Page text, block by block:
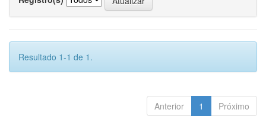
Resultado 1-1 de 1.
Anterior 1 Próximo